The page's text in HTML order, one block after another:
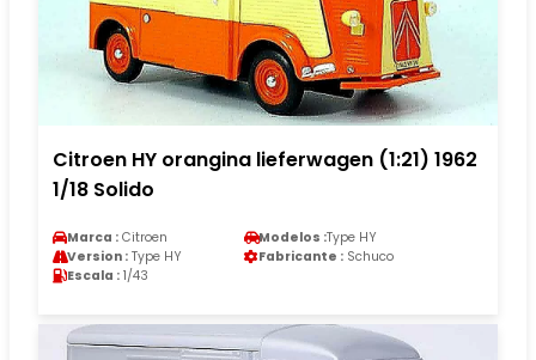
Citroen HY orangina lieferwagen (1:21) 1962
1/18 Solido
Marca : Citroen Modelos :Type HY
Version : Type HY Fabricante : Schuco
Escala : 1/43